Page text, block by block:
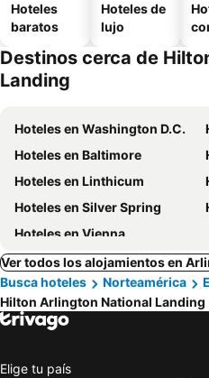
Hoteles
baratos
Hoteles de
lujo
Destinos cerca de
Landing
Hoteles en Washington D.C.
Hoteles en Baltimore
Hoteles en Linthicum
Hoteles en Silver Spring
Hoteles en Vienna
Ver todos los alojamientos en
Busca hoteles
Norteamérica
Hilton Arlington National Landing
Elige tu país